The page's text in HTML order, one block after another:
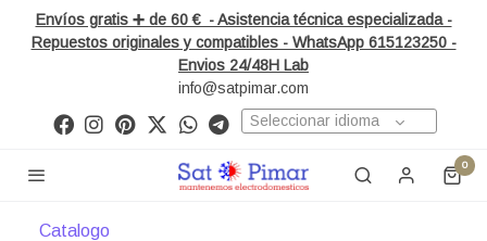
Envíos gratis ➕ de 60 € - Asistencia técnica especializada -
Repuestos originales y compatibles - WhatsApp 615123250 -
Envios 24/48H Lab
info@satpimar.com
Seleccionar idioma
0
Catalogo